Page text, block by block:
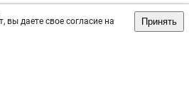
вы даете свое согласие на
Принять
№9